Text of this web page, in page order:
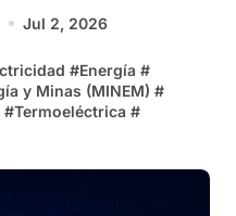
Jul 2, 2026
#Energía #
y Minas (MINEM) #
#Termoeléctrica #